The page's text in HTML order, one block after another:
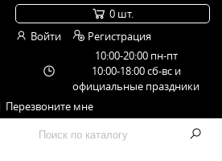
10:00-20:00 пн-пт
10:00-18:00 сб-вс и
официальные праздники
Перезвоните мне
0 шт.
Войти
Регистрация